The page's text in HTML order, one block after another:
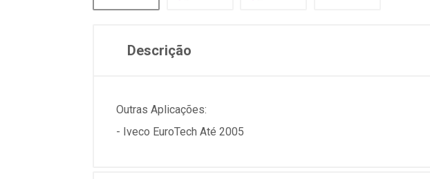
Descrição
Outras Aplicações:
- Iveco EuroTech Até 2005